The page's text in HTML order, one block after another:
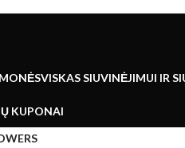
VISKAS SIUVINĖJIMUI IR
KUPONAI